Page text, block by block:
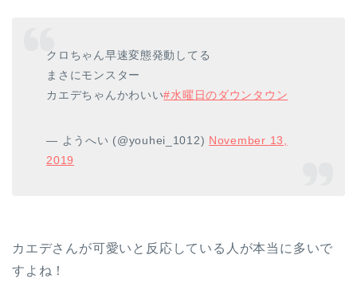
クロちゃん早速変態発動してる
まさにモンスター
カエデちゃんかわいい#水曜日のダウンタウン
— ようへい (@youhei_1012) November 13,
2019
カエデさんが可愛いと反応している人が本当に多いで
すよね！